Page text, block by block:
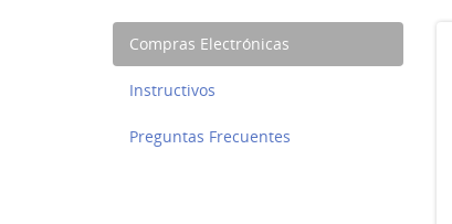
Compras Electrónicas
Instructivos
Preguntas Frecuentes